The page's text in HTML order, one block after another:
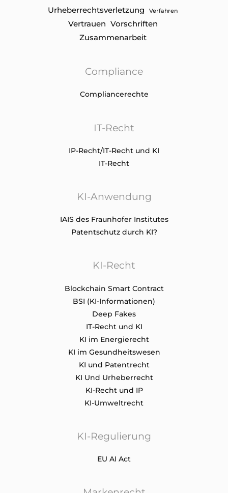
Urheberrechtsverletzung Verfahren
Vertrauen Vorschriften
Zusammenarbeit
Compliance
Compliancerechte
IT-Recht
IP-Recht/IT-Recht und KI
IT-Recht
KI-Anwendung
IAIS des Fraunhofer Institutes
Patentschutz durch KI?
KI-Recht
Blockchain Smart Contract
BSI (KI-Informationen)
Deep Fakes
IT-Recht und KI
KI im Energierecht
KI im Gesundheitswesen
KI und Patentrecht
KI Und Urheberrecht
KI-Recht und IP
KI-Umweltrecht
KI-Regulierung
EU AI Act